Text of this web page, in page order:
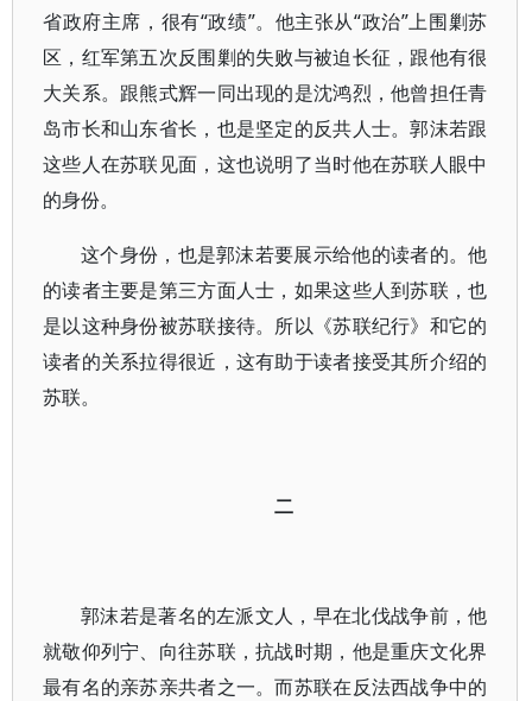
省政府主席，很有“政绩”。他主张从“政治”上围剿苏
区，红军第五次反围剿的失败与被迫长征，跟他有很
大关系。跟熊式辉一同出现的是沈鸿烈，他曾担任青
岛市长和山东省长，也是坚定的反共人士。郭沫若跟
这些人在苏联见面，这也说明了当时他在苏联人眼中
的身份。
这个身份，也是郭沫若要展示给他的读者的。他
的读者主要是第三方面人士，如果这些人到苏联，也
是以这种身份被苏联接待。所以《苏联纪行》和它的
读者的关系拉得很近，这有助于读者接受其所介绍的
苏联。
二
郭沫若是著名的左派文人，早在北伐战争前，他
就敬仰列宁、向往苏联，抗战时期，他是重庆文化界
最有名的亲苏亲共者之一。而苏联在反法西战争中的